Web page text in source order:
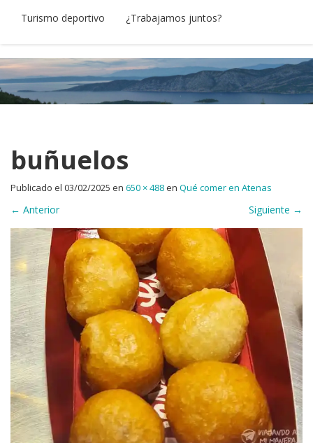
Turismo deportivo
¿Trabajamos juntos?
buñuelos
Publicado el 03/02/2025 en 650 × 488en Qué comer en Atenas
← Anterior Siguiente →